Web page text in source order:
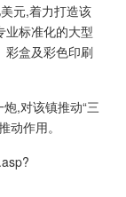
元,着力打造该
业标准化的大型
彩盒及彩色印刷
,对该镇推动“三
动作用。